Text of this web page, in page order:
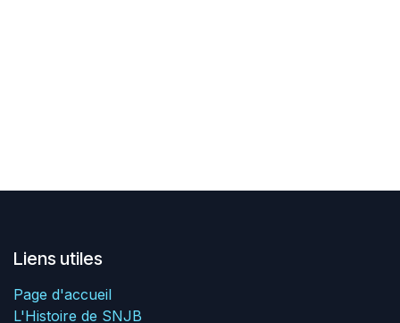
Liens utiles
Page d'accueil
L'Histoire de SNJB